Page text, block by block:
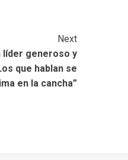
Next
líder generoso y
que hablan se
en la cancha”